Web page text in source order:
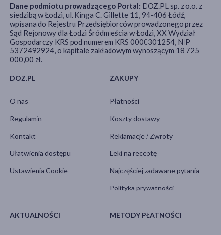
DOZ.PL
O nas
Regulamin
Kontakt
Ułatwienia dostępu
Ustawienia Cookie
ZAKUPY
Płatności
Koszty dostawy
Reklamacje / Zwroty
Leki na receptę
Najczęściej zadawane pytania
Polityka prywatności
AKTUALNOŚCI METODY PŁATNOŚCI
Dane podmiotu prowadzącego Portal: DOZ.PL sp. z o.o. z
siedzibą w Łodzi, ul. Kinga C. Gillette 11, 94-406 Łódź,
wpisana do Rejestru Przedsiębiorców prowadzonego przez
Sąd Rejonowy dla Łodzi Śródmieścia w Łodzi, XX Wydział
Gospodarczy KRS pod numerem KRS 0000301254, NIP
5372492924, o kapitale zakładowym wynoszącym 18 725
000,00 zł.